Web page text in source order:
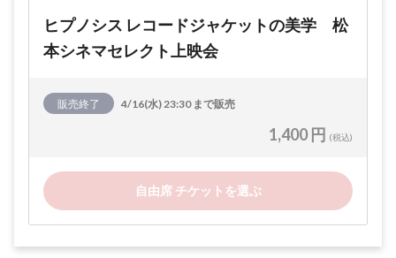
ヒプノシス レコードジャケットの美学 松
本シネマセレクト上映会
販売終了 4/16(水) 23:30 まで販売
1,400 円 (税込)
自由席 チケットを選ぶ